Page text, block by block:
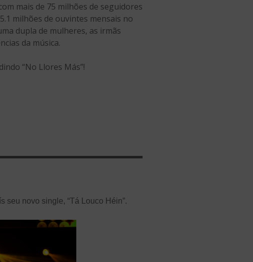
mais de 75 milhões de seguidores
milhões de ouvintes mensais no
dupla de mulheres, as irmãs
da música.
“No Llores Más”!
seu novo single, “Tá Louco Héin”.